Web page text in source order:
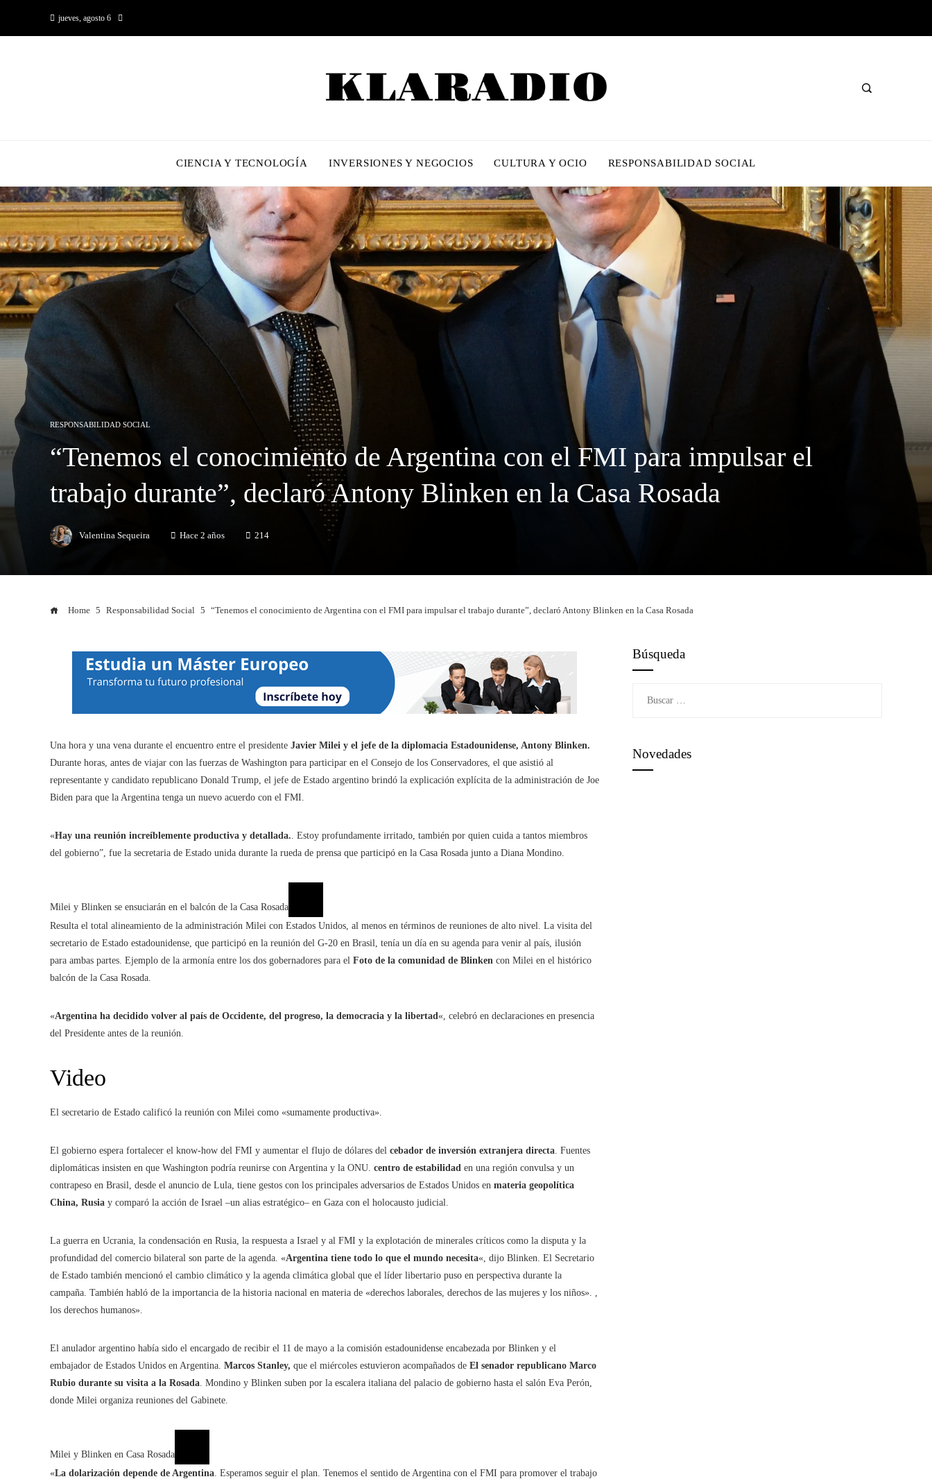
jueves, agosto 6
CIENCIA Y TECNOLOGÍA INVERSIONES Y NEGOCIOS CULTURA Y OCIO RESPONSABILIDAD SOCIAL
RESPONSABILIDAD SOCIAL
“Tenemos el conocimiento de Argentina con el FMI para impulsar el
trabajo durante”, declaró Antony Blinken en la Casa Rosada
Valentina Sequeira Hace 2 años 214
Home Responsabilidad Social “Tenemos el conocimiento de Argentina con el FMI para impulsar el trabajo durante”, declaró Antony Blinken en la Casa Rosada
Una hora y una vena durante el encuentro entre el presidente Javier Milei y el jefe de la diplomacia Estadounidense, Antony Blinken.
Durante horas, antes de viajar con las fuerzas de Washington para participar en el Consejo de los Conservadores, el que asistió al
representante y candidato republicano Donald Trump, el jefe de Estado argentino brindó la explicación explícita de la administración de Joe
Biden para que la Argentina tenga un nuevo acuerdo con el FMI.
«Hay una reunión increíblemente productiva y detallada.. Estoy profundamente irritado, también por quien cuida a tantos miembros
del gobierno”, fue la secretaria de Estado unida durante la rueda de prensa que participó en la Casa Rosada junto a Diana Mondino.
Milei y Blinken se ensuciarán en el balcón de la Casa Rosada
Resulta el total alineamiento de la administración Milei con Estados Unidos, al menos en términos de reuniones de alto nivel. La visita del
secretario de Estado estadounidense, que participó en la reunión del G-20 en Brasil, tenía un día en su agenda para venir al país, ilusión
para ambas partes. Ejemplo de la armonía entre los dos gobernadores para el Foto de la comunidad de Blinken con Milei en el histórico
balcón de la Casa Rosada.
«Argentina ha decidido volver al país de Occidente, del progreso, la democracia y la libertad«, celebró en declaraciones en presencia
del Presidente antes de la reunión.
Video
El secretario de Estado calificó la reunión con Milei como «sumamente productiva».
El gobierno espera fortalecer el know-how del FMI y aumentar el flujo de dólares del cebador de inversión extranjera directa. Fuentes
diplomáticas insisten en que Washington podría reunirse con Argentina y la ONU. centro de estabilidad en una región convulsa y un
contrapeso en Brasil, desde el anuncio de Lula, tiene gestos con los principales adversarios de Estados Unidos en materia geopolítica
China, Rusia y comparó la acción de Israel –un alias estratégico– en Gaza con el holocausto judicial.
La guerra en Ucrania, la condensación en Rusia, la respuesta a Israel y al FMI y la explotación de minerales críticos como la disputa y la
profundidad del comercio bilateral son parte de la agenda. «Argentina tiene todo lo que el mundo necesita«, dijo Blinken. El Secretario
de Estado también mencionó el cambio climático y la agenda climática global que el líder libertario puso en perspectiva durante la
campaña. También habló de la importancia de la historia nacional en materia de «derechos laborales, derechos de las mujeres y los niños». ,
los derechos humanos».
El anulador argentino había sido el encargado de recibir el 11 de mayo a la comisión estadounidense encabezada por Blinken y el
embajador de Estados Unidos en Argentina. Marcos Stanley, que el miércoles estuvieron acompañados de El senador republicano Marco
Rubio durante su visita a la Rosada. Mondino y Blinken suben por la escalera italiana del palacio de gobierno hasta el salón Eva Perón,
donde Milei organiza reuniones del Gabinete.
Milei y Blinken en Casa Rosada
«La dolarización depende de Argentina. Esperamos seguir el plan. Tenemos el sentido de Argentina con el FMI para promover el trabajo
Búsqueda
Novedades